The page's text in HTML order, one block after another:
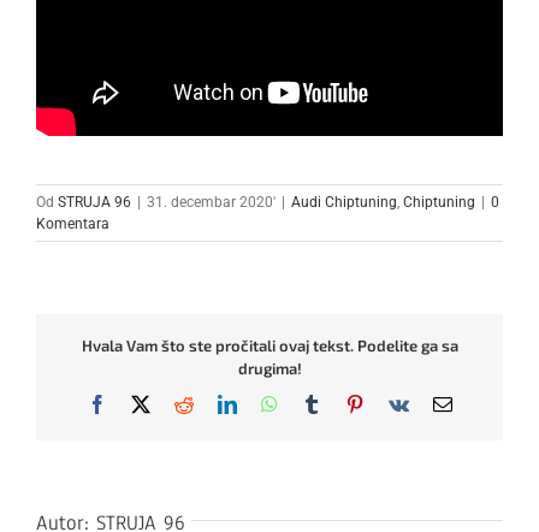
Od STRUJA 96 31. decembar 2020' Audi Chiptuning, Chiptuning
0
Komentara
Hvala Vam što ste pročitali ovaj tekst. Podelite ga sa
drugima!
Facebook
X RedditLinkedInWhatsApp
TumblrPinterest
Vk Email
Autor: STRUJA 96